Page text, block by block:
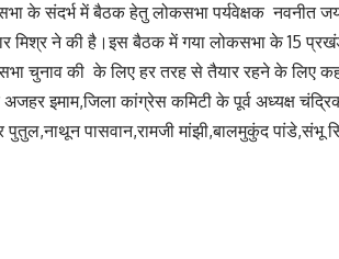
के संदर्भ में बैठक हेतु लोकसभा पर्यवेक्षक
मिश्र ने की है।इस बैठक में गया लोकसभा के 15
चुनाव की के लिए हर तरह से तैयार रहने के लिए
इमाम,जिला कांग्रेस कमिटी के पूर्व अध्यक्ष
पुतुल,नाथून पासवान,रामजी मांझी,बालमुकुंद